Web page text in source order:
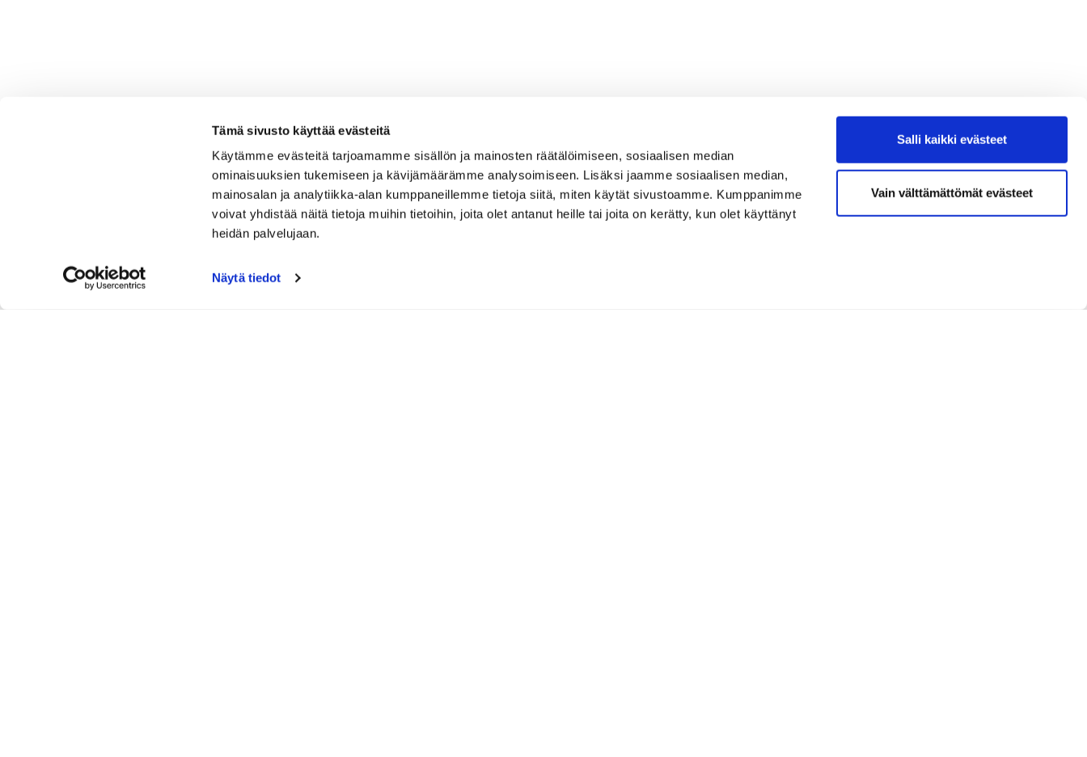
Tämä sivusto käyttää evästeitä
Käytämme evästeitä tarjoamamme sisällön ja mainosten räätälöimiseen, sosiaalisen median
ominaisuuksien tukemiseen ja kävijämäärämme analysoimiseen. Lisäksi jaamme sosiaalisen median,
mainosalan ja analytiikka-alan kumppaneillemme tietoja siitä, miten käytät sivustoamme. Kumppanimme
voivat yhdistää näitä tietoja muihin tietoihin, joita olet antanut heille tai joita on kerätty, kun olet käyttänyt
heidän palvelujaan.
Näytä tiedot
Salli kaikki evästeet
Vain välttämättömät evästeet